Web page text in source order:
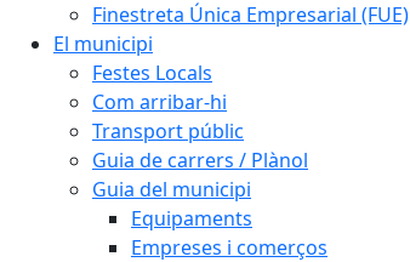
Finestreta Única Empresarial (FUE)
El municipi
Festes Locals
Com arribar-hi
Transport públic
Guia de carrers / Plànol
Guia del municipi
Equipaments
Empreses i comerços